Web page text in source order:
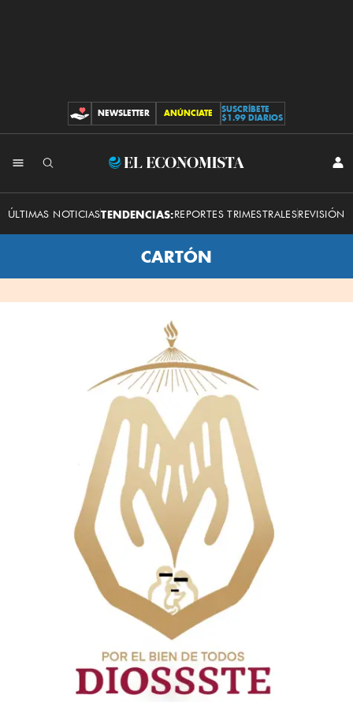
CONTRIBUCIONES
NEWSLETTER ANÚNCIATE
SUSCRÍBETE
$1.99 DIARIOS
El
ÚLTIMAS NOTICIASTENDENCIAS:REPORTES TRIMESTRALESREVISIÓN
CARTÓN